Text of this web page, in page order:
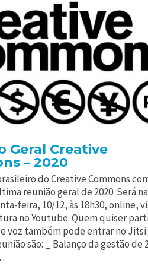
Geral Creative
– 2020
do Creative Commons
reunião geral de 2020. Será na
feira, 10/12, às 18h30, online,
no Youtube. Quem quiser
voz também pode entrar no Jitsi.
são: _ Balanço da gestão de